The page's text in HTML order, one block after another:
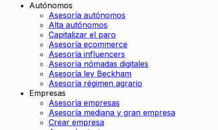
Autónomos
Asesoría autónomos
Alta autónomos
Capitalizar el paro
Asesoría ecommerce
Asesoría influencers
Asesoría nómadas digitales
Asesoría ley Beckham
Asesoría régimen agrario
Empresas
Asesoría empresas
Asesoría mediana y gran empresa
Crear empresa